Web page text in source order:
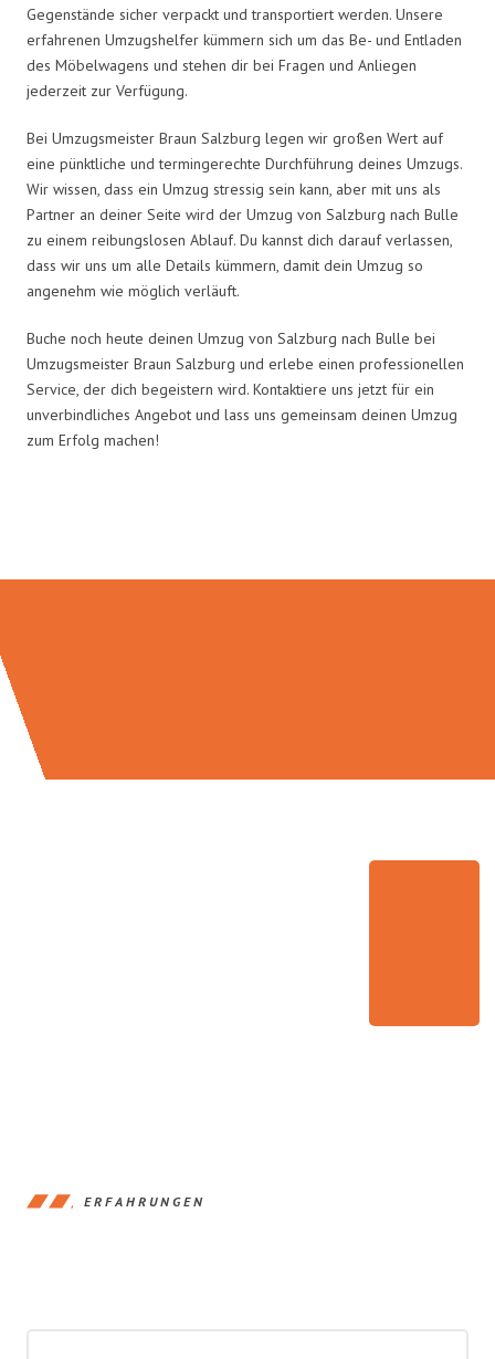
Gegenstände sicher verpackt und transportiert werden. Unsere
erfahrenen Umzugshelfer kümmern sich um das Be- und Entladen
des Möbelwagens und stehen dir bei Fragen und Anliegen
jederzeit zur Verfügung.
Bei Umzugsmeister Braun Salzburg legen wir großen Wert auf
eine pünktliche und termingerechte Durchführung deines Umzugs.
Wir wissen, dass ein Umzug stressig sein kann, aber mit uns als
Partner an deiner Seite wird der Umzug von Salzburg nach Bulle
zu einem reibungslosen Ablauf. Du kannst dich darauf verlassen,
dass wir uns um alle Details kümmern, damit dein Umzug so
angenehm wie möglich verläuft.
Buche noch heute deinen Umzug von Salzburg nach Bulle bei
Umzugsmeister Braun Salzburg und erlebe einen professionellen
Service, der dich begeistern wird. Kontaktiere uns jetzt für ein
unverbindliches Angebot und lass uns gemeinsam deinen Umzug
zum Erfolg machen!
ERFAHRUNGEN